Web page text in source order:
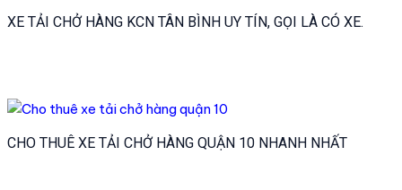
XE TẢI CHỞ HÀNG KCN TÂN BÌNH UY TÍN, GỌI LÀ CÓ XE.
CHO THUÊ XE TẢI CHỞ HÀNG QUẬN 10 NHANH NHẤT